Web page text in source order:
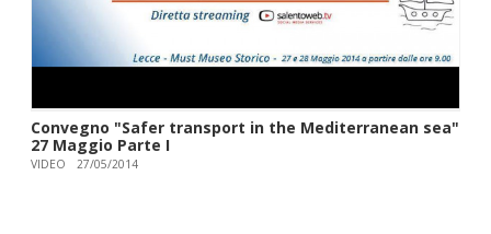
Convegno "Safer transport in the Mediterranean sea"
27 Maggio Parte I
VIDEO 27/05/2014